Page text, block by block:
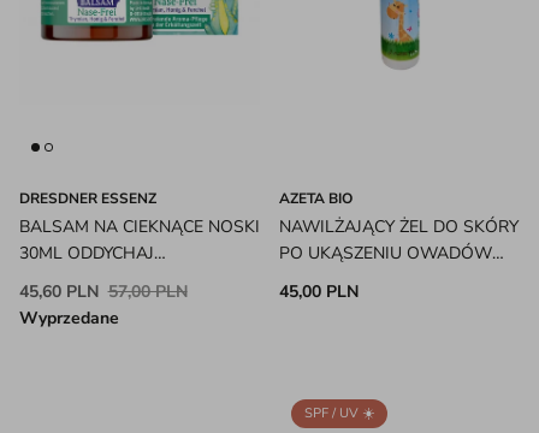
DRESDNER ESSENZ
BALSAM NA CIEKNĄCE NOSKI
30ML ODDYCHAJ
ESSENZ
45,60 PLN 57,00 PLN
Wyprzedane
AZETA BIO
NAWILŻAJĄCY ŻEL DO SKÓRY
PO UKĄSZENIU OWADÓW
45,00 PLN
SPF / UV ☀️